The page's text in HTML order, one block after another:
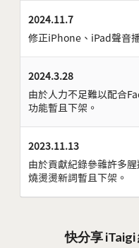
2024.11.7
修正iPhone、iPad聲音
2024.3.28
由於人力不足難以配合
功能暫且下架。
2023.11.13
由於貢獻紀錄參雜許多
燒燙燙新詞暫且下架。
快分享 iTaigi